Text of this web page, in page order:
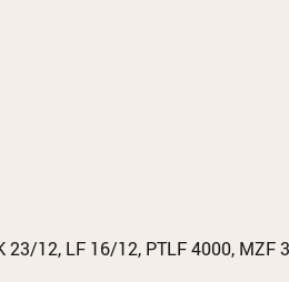
23/12, LF 16/12, PTLF 4000, MZF 3